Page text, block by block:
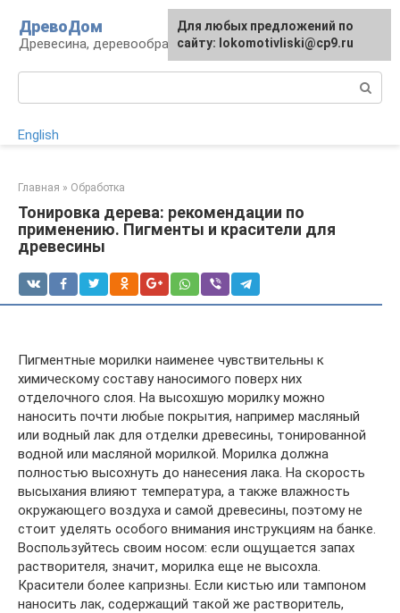
контенту
ДревоДом
Древесина, деревообработка, изделия
English
Главная » Обработка
Тонировка дерева: рекомендации по
применению. Пигменты и красители для
древесины
Пигментные морилки наименее чувствительны к
химическому составу наносимого поверх них
отделочного слоя. На высохшую морилку можно
наносить почти любые покрытия, например масляный
или водный лак для отделки древесины, тонированной
водной или масляной морилкой. Морилка должна
полностью высохнуть до нанесения лака. На скорость
высыхания влияют температура, а также влажность
окружающего воздуха и самой древесины, поэтому не
стоит уделять особого внимания инструкциям на банке.
Воспользуйтесь своим носом: если ощущается запах
растворителя, значит, морилка еще не высохла.
Красители более капризны. Если кистью или тампоном
наносить лак, содержащий такой же растворитель,
Для любых предложений по
сайту: lokomotivliski@cp9.ru